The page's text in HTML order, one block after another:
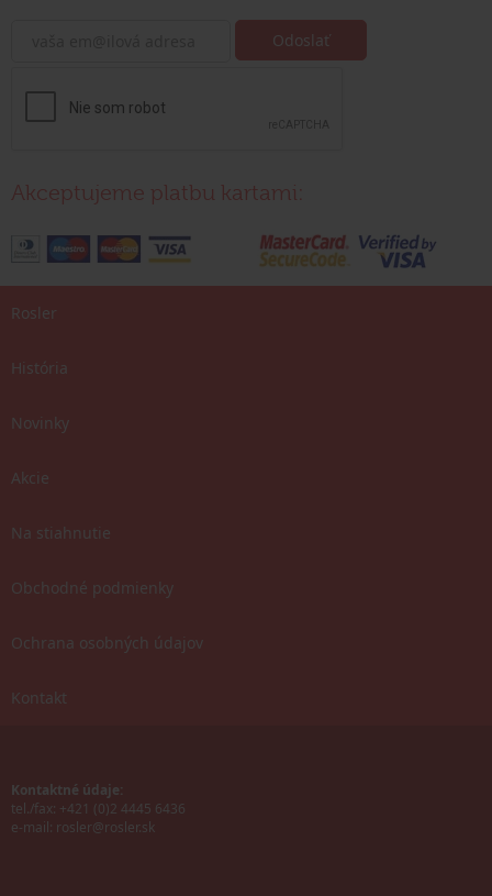
Akceptujeme platbu kartami:
Rosler
História
Novinky
Akcie
Na stiahnutie
Obchodné podmienky
Ochrana osobných údajov
Kontakt
Kontaktné údaje:
tel./fax: +421 (0)2 4445 6436
e-mail: rosler@rosler.sk